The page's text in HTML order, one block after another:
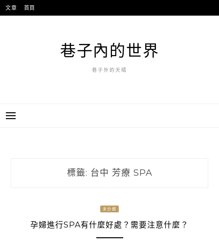
跳
至
文章 首頁
巷子內的世界
巷子外的天晴
標籤: 台中 芳療 SPA
未分類
孕婦進行SPA有什麼好處？需要注意什麼？